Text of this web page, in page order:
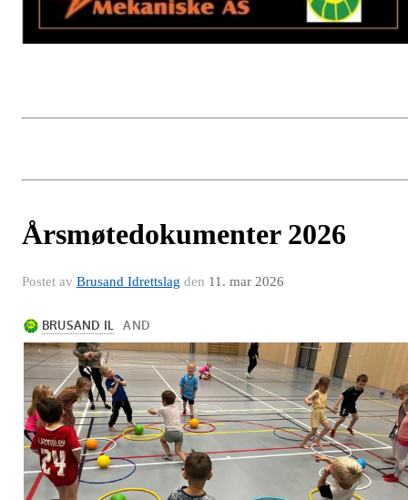
Årsmøtedokumenter 2026
Postet av Brusand Idrettslag den 11. mar 2026